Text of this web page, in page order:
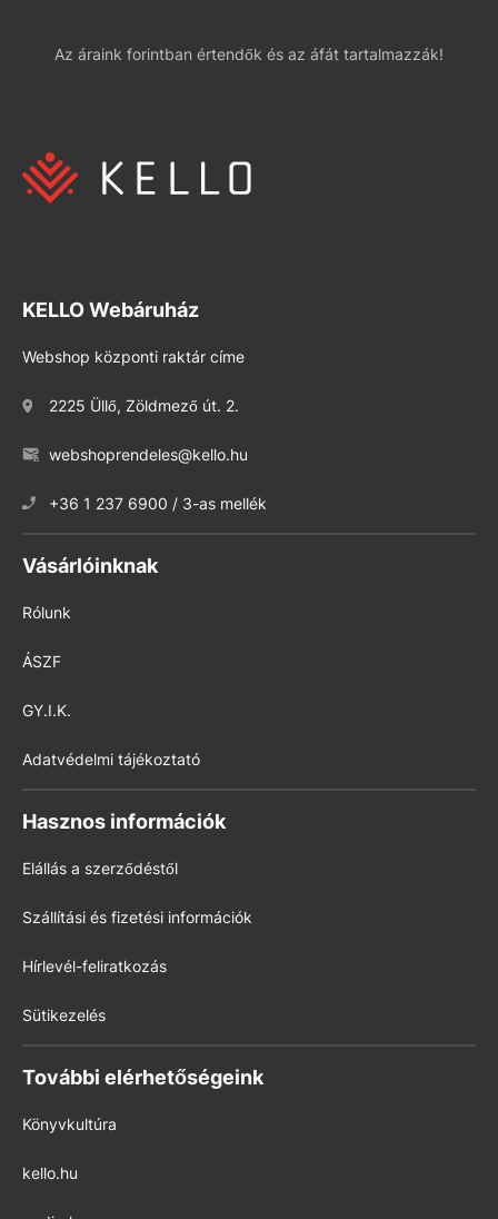
Az áraink forintban értendők és az áfát tartalmazzák!
KELLO Webáruház
Webshop központi raktár címe
2225 Üllő, Zöldmező út. 2.
webshoprendeles@kello.hu
+36 1 237 6900 / 3-as mellék
Vásárlóinknak
Rólunk
ÁSZF
GY.I.K.
Adatvédelmi tájékoztató
Hasznos információk
Elállás a szerződéstől
Szállítási és fizetési információk
Hírlevél-feliratkozás
Sütikezelés
További elérhetőségeink
Könyvkultúra
kello.hu